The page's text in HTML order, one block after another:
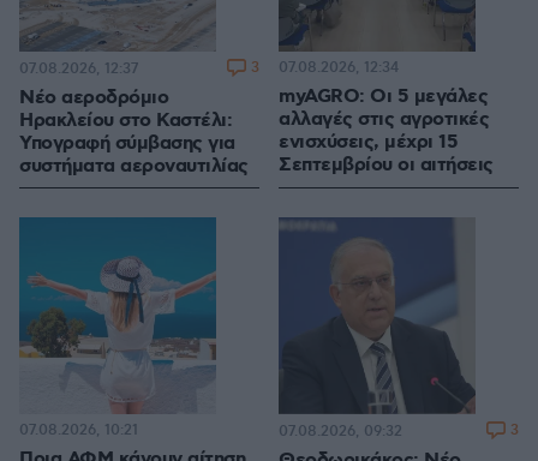
Νέο αεροδρόμιο
Ηρακλείου στο Καστέλι:
Υπογραφή σύμβασης για
συστήματα αεροναυτιλίας
07.08.2026, 12:37 3
myAGRO: Οι 5 μεγάλες
αλλαγές στις αγροτικές
ενισχύσεις, μέχρι 15
Σεπτεμβρίου οι αιτήσεις
07.08.2026, 12:34
07.08.2026, 10:21 07.08.2026, 09:32 3